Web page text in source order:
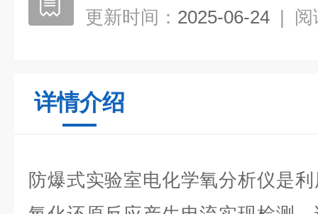
更新时间： 2025-06-24 | 阅
详情介绍
防爆式实验室电化学氧分析仪是